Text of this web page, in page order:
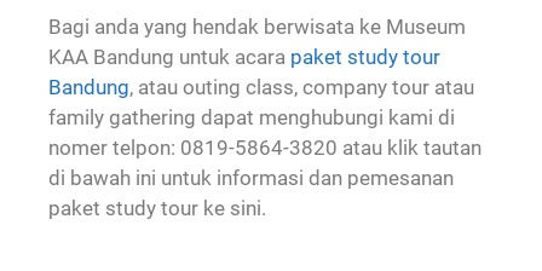
Bagi anda yang hendak berwisata ke Museum
KAA Bandung untuk acara paket study tour
Bandung, atau outing class, company tour atau
family gathering dapat menghubungi kami di
nomer telpon: 0819-5864-3820 atau klik tautan
di bawah ini untuk informasi dan pemesanan
paket study tour ke sini.